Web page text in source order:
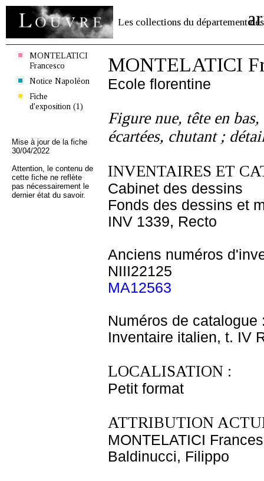
Les collections du département des
MONTELATICI
Francesco
Notice Napoléon
Fiche
d'exposition (1)
Mise à jour de la fiche
30/04/2022
Attention, le contenu de
cette fiche ne reflète
pas nécessairement le
dernier état du savoir.
MONTELATICI
Ecole florentine
Figure nue, tête en
écartées, chutant ;
INVENTAIRES ET
Cabinet des dessins
Fonds des dessins et
INV 1339, Recto
Anciens numéros
NIII22125
MA12563
Numéros de catalogue
Inventaire italien, t. IV
LOCALISATION :
Petit format
ATTRIBUTION
MONTELATICI
Baldinucci, Filippo